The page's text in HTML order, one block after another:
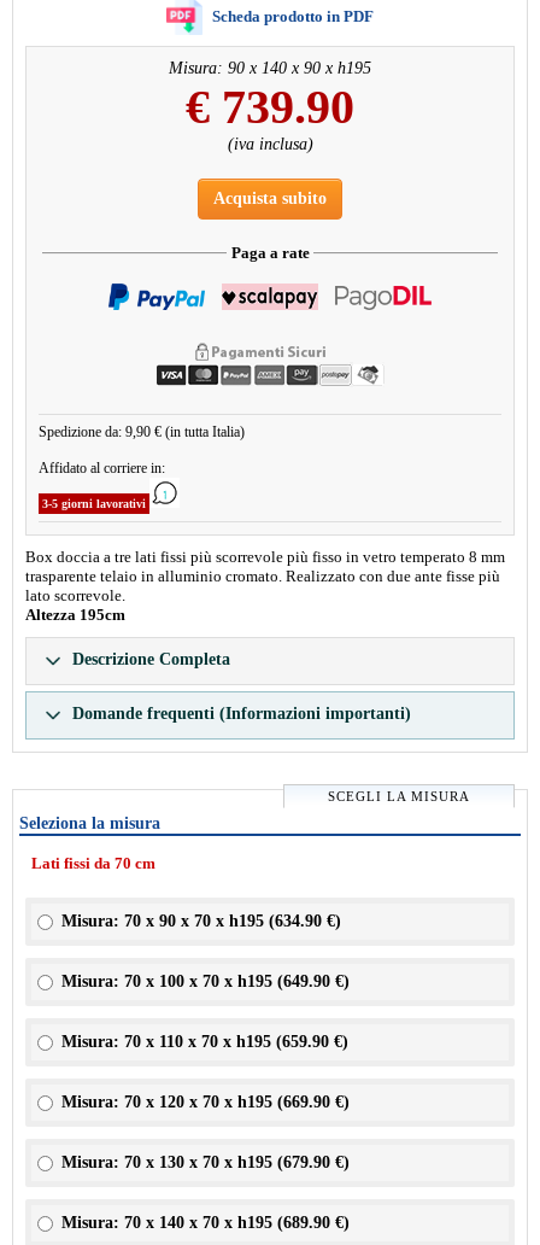
Scheda prodotto in PDF
Misura: 90 x 140 x 90 x h195
€ 739.90
(iva inclusa)
Acquista subito
Paga a rate
Spedizione da: 9,90 € (in tutta Italia)
Affidato al corriere in:
3-5 giorni lavorativi
Box doccia a tre lati fissi più scorrevole più fisso in vetro temperato 8 mm
trasparente telaio in alluminio cromato. Realizzato con due ante fisse più
lato scorrevole.
Altezza 195cm
Descrizione Completa
Domande frequenti (Informazioni importanti)
SCEGLI LA MISURA
Seleziona la misura
Lati fissi da 70 cm
Misura: 70 x 90 x 70 x h195 (634.90 €)
Misura: 70 x 100 x 70 x h195 (649.90 €)
Misura: 70 x 110 x 70 x h195 (659.90 €)
Misura: 70 x 120 x 70 x h195 (669.90 €)
Misura: 70 x 130 x 70 x h195 (679.90 €)
Misura: 70 x 140 x 70 x h195 (689.90 €)